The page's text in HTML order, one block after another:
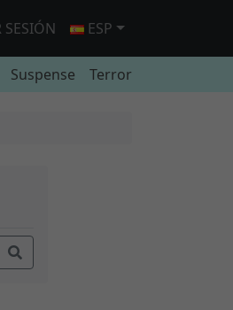
SESIÓN ESP
Suspense Terror